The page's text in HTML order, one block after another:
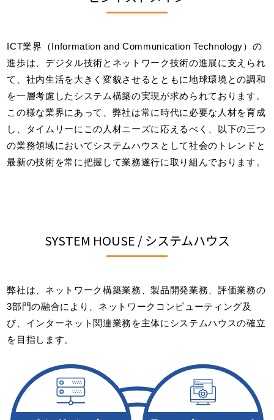
ICT業界（Information and Communication Technology）の
進歩は、デジタル技術とネットワーク技術の進展に支えられ
て、社内生活を大きく変貌させるとともに地球環境との調和
を一層考慮したシステム構築の実現が求められております。
この様な業界にあって、弊社は常に時代に必要な人材を育成
し、タイムリーにこの人材ニーズに応えるべく、以下の三つ
の業務領域においてシステムハウスとして社会のトレンドと
最新の技術を常に把握して業務遂行に取り組んでおります。
SYSTEM HOUSE / システムハウス
弊社は、ネットワーク構築業務、製品開発業務、評価業務の
3部門の融合により、ネットワークコンピューティング及
び、インターネット関連業務を主体にシステムハウスの確立
を目指します。